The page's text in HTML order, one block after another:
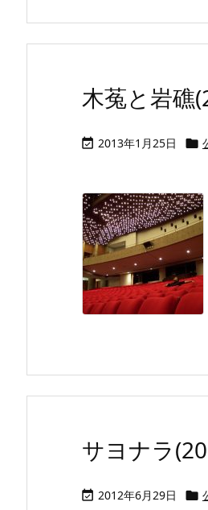
木菟と岩礁
 2013年1月25日 
サヨナラ
 2012年6月29日 